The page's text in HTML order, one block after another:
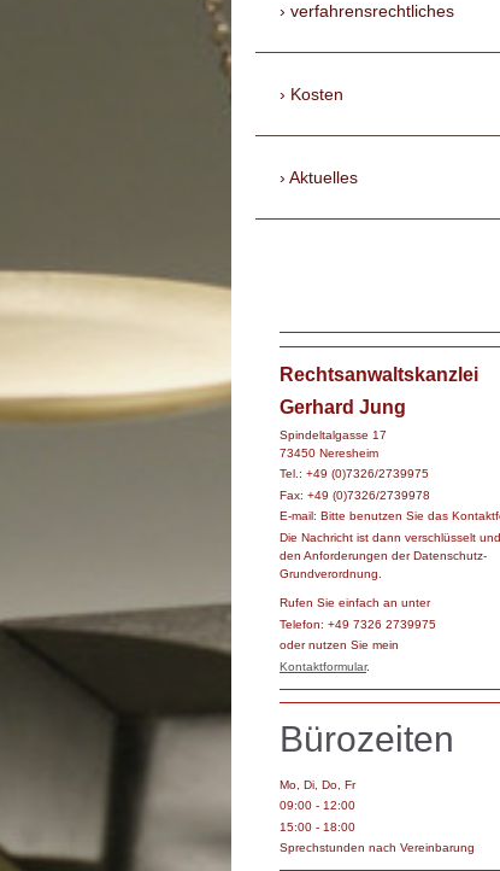
verfahrensrechtliches
Kosten
Aktuelles
Rechtsanwaltskanzlei
Gerhard Jung
Spindeltalgasse 17
73450 Neresheim
Tel.: +49 (0)7326/2739975
Fax: +49 (0)7326/2739978
E-mail: Bitte benutzen Sie das
Die Nachricht ist dann verschlüsselt
den Anforderungen der Datenschutz-
Grundverordnung.
Rufen Sie einfach an unter
Telefon: +49 7326 2739975
oder nutzen Sie mein
Kontaktformular.
Bürozeiten
Mo, Di, Do, Fr
09:00 - 12:00
15:00 - 18:00
Sprechstunden nach Vereinbarung